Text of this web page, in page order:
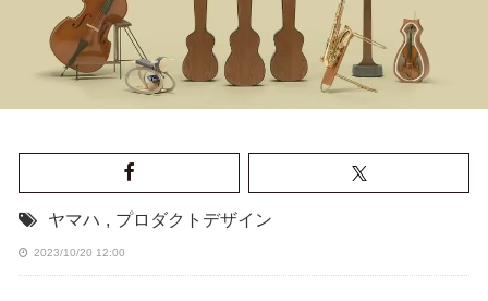
ヤマハ , プロダクトデザイン
2023/10/20 12:00